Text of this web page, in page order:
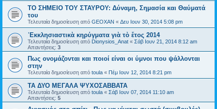
ΤΟ ΣΗΜΕΙΟ TOY ΣΤΑΥΡΟΥ: Δύναμη, Σημασία και Θαύματά
του
Τελευταία δημοσίευση από GEOXAN « Δευ Ιουν 30, 2014 5:08 pm
᾿Εκκλησιαστικὰ κηρύγματα γιὰ τὸ ἔτος 2014
Τελευταία δημοσίευση από Dionysios_Anat « Σάβ Ιουν 21, 2014 8:12 am
Απαντήσεις: 3
Πως ονομάζονται και ποιοί είναι οι ύμνοι που ψάλλονται
στην
Τελευταία δημοσίευση από toula « Πέμ Ιουν 12, 2014 8:21 pm
ΤΑ ΔΥΟ ΜΕΓΑΛΑ ΨΥΧΟΣΑΒΒΑΤΑ
Τελευταία δημοσίευση από toula « Σάβ Ιουν 07, 2014 11:10 am
Απαντήσεις: 5